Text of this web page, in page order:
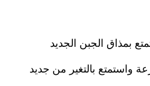
بمذاق الجبن الجديد
واستمتع بالتغير من جديد